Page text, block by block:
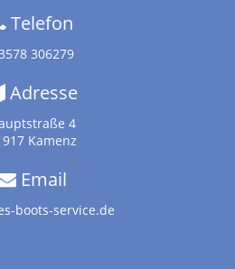
Telefon
306279
Adresse
4
Kamenz
Email
boots-service.de